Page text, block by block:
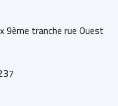
9ème tranche rue Ouest